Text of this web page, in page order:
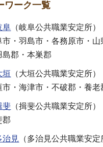
ワーク一覧
阜 （岐阜公共職業安定所）
市・羽島市・各務原市・山
郡・本巣郡
垣 （大垣公共職業安定所）
・海津市・不破郡・養老
斐 （揖斐公共職業安定所）
郡
治見 （多治見公共職業安定